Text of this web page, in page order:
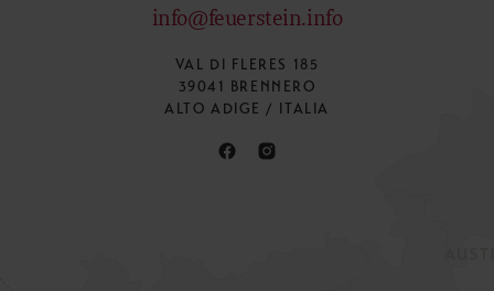
info@feuerstein.info
VAL DI FLERES 185
39041 BRENNERO
ALTO ADIGE / ITALIA